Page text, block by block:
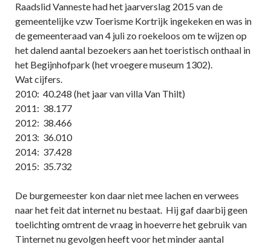
Raadslid Vanneste had het jaarverslag 2015 van de
gemeentelijke vzw Toerisme Kortrijk ingekeken en was in
de gemeenteraad van 4 juli zo roekeloos om te wijzen op
het dalend aantal bezoekers aan het toeristisch onthaal in
het Begijnhofpark (het vroegere museum 1302).
Wat cijfers.
2010: 40.248 (het jaar van villa Van Thilt)
2011: 38.177
2012: 38.466
2013: 36.010
2014: 37.428
2015: 35.732
De burgemeester kon daar niet mee lachen en verwees
naar het feit dat internet nu bestaat. Hij gaf daarbij geen
toelichting omtrent de vraag in hoeverre het gebruik van
Tinternet nu gevolgen heeft voor het minder aantal